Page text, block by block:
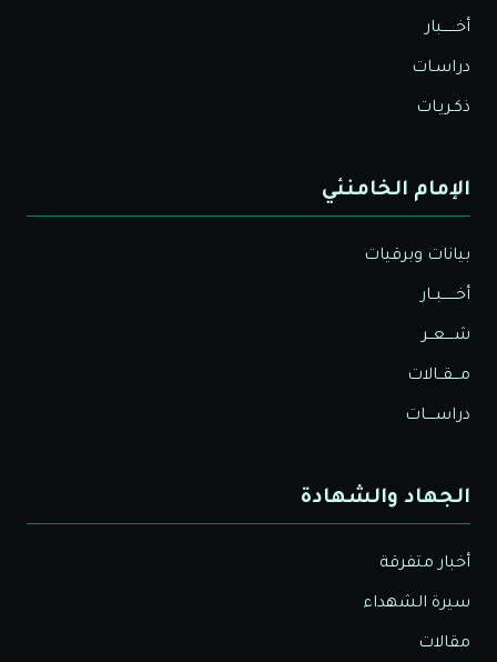
أخــــــبار
دراسـات
ذكـريـات
الإمام الخامنئي
بيانات وبرقيات
أخــــــبــار
شــــعــر
مـــقــالات
دراســــات
الجهاد والشهادة
أخبار متفرقة
سيرة الشهداء
مقالات